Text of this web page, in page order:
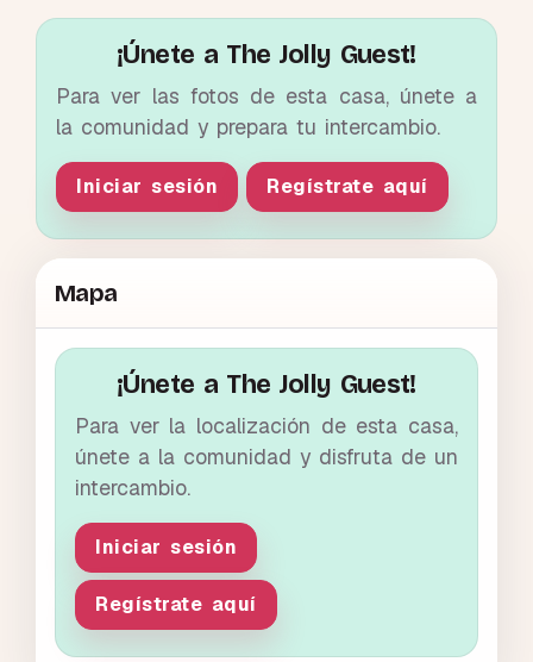
¡Únete a The Jolly Guest!
Para ver las fotos de esta casa, únete a
la comunidad y prepara tu intercambio.
Iniciar sesión Regístrate aquí
Mapa
¡Únete a The Jolly Guest!
Para ver la localización de esta casa,
únete a la comunidad y disfruta de un
intercambio.
Iniciar sesión
Regístrate aquí